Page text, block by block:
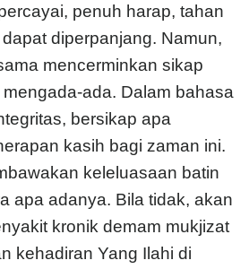
penuh harap, tahan
diperpanjang. Namun,
mencerminkan sikap
ada. Dalam bahasa
bersikap apa
kasih bagi zaman ini.
keleluasaan batin
apa adanya. Bila tidak, akan
kronik demam mukjizat
kehadiran Yang Ilahi di